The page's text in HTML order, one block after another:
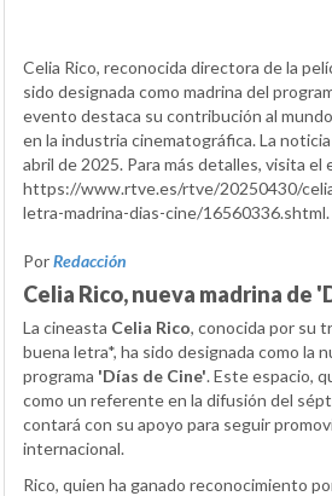
Celia Rico, reconocida directora de la
sido designada como madrina del
evento destaca su contribución al
en la industria cinematográfica. La
abril de 2025. Para más detalles, visita el
https://www.rtve.es/rtve/20250430/
letra-madrina-dias-cine/16560336.shtml.
PorRedacción
Celia Rico, nueva madrina de
La cineasta Celia Rico, conocida por su
buena letra*, ha sido designada como la
programa 'Días de Cine'. Este espacio,
como un referente en la difusión del
contará con su apoyo para seguir
internacional.
Rico, quien ha ganado reconocimiento